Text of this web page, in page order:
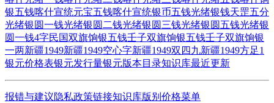
银五钱喀什宣统元宝五钱喀什宣统银币五钱光绪银钱天罡五分
光绪银圆一钱光绪银圆二钱光绪银圆三钱光绪银圆五钱光绪银
圆一钱4字民国双旗饷银五钱壬子双旗饷银五钱壬子双旗饷银
一两新疆1949新疆1949空心字新疆1949双四九新疆1949方足1
银元价格表银元发行量银元版本目录知识库最近更新
报错与建议隐私政策链接知识库版别 价格菜单